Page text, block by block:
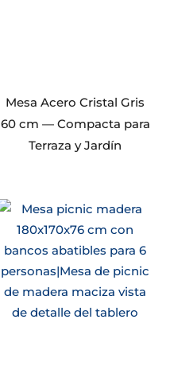
Mesa Acero Cristal Gris
60 cm — Compacta para
Terraza y Jardín